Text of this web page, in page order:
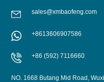
sales@xmbaofeng.com
+8613606907586
+86 (592) 7116660
NO. 1668 Butang Mid Road,